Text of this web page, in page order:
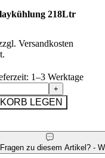
218Ltr
Versandkosten
1–3 Werktage
+
LEGEN
zu diesem Artikel? -